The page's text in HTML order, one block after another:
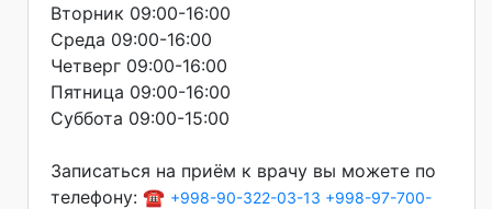
Вторник 09:00-16:00
Среда 09:00-16:00
Четверг 09:00-16:00
Пятница 09:00-16:00
Суббота 09:00-15:00
Записаться на приём к врачу вы можете по
телефону: ☎️ +998-90-322-03-13 +998-97-700-